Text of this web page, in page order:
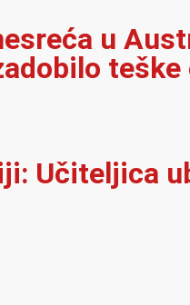
u
teške
Učiteljica